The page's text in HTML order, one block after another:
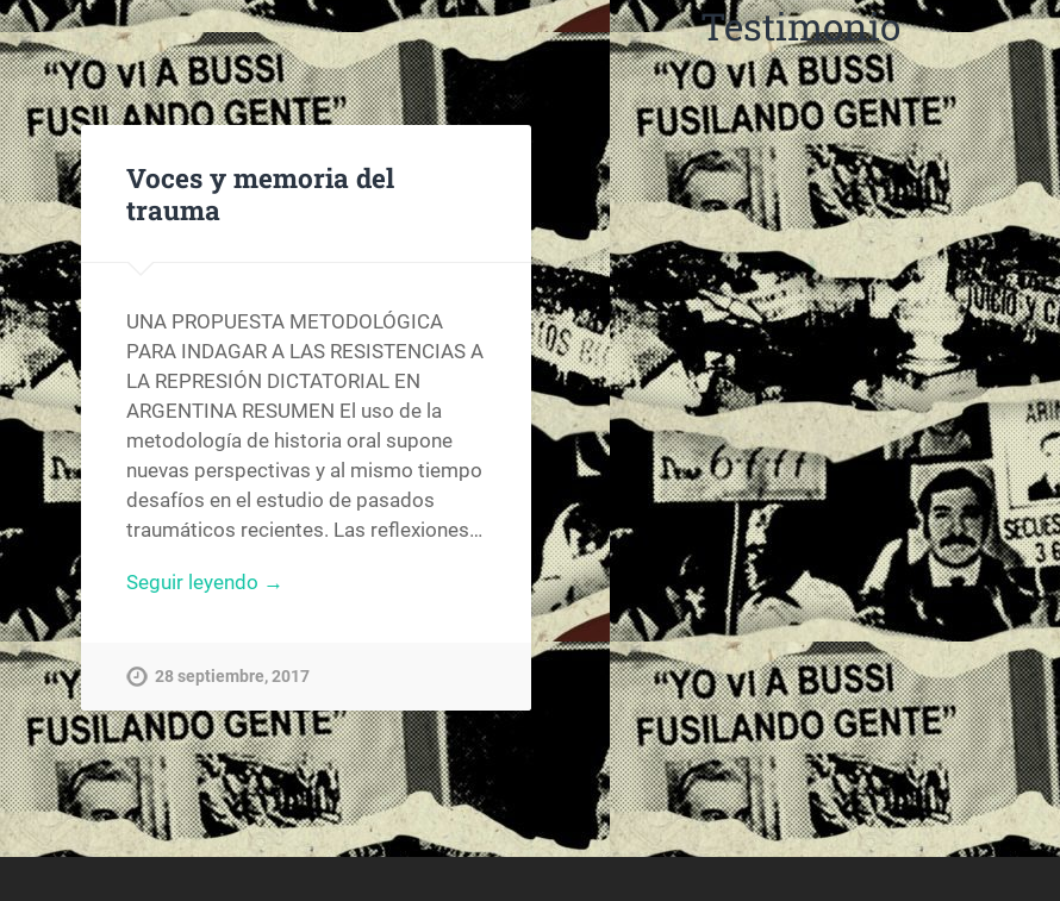
Testimonio
Voces y memoria del
trauma
UNA PROPUESTA METODOLÓGICA
PARA INDAGAR A LAS RESISTENCIAS A
LA REPRESIÓN DICTATORIAL EN
ARGENTINA RESUMEN El uso de la
metodología de historia oral supone
nuevas perspectivas y al mismo tiempo
desafíos en el estudio de pasados
traumáticos recientes. Las reflexiones…
Seguir leyendo →
28 septiembre, 2017